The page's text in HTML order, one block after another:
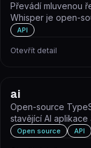
Převádí mluvenou
Whisper je open-
API
Otevřít detail
ai
Open-source
stavějící AI aplikace
Open source API